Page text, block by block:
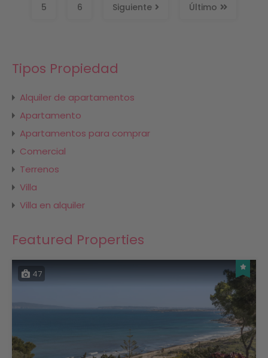
5 6 Siguiente Último
Tipos Propiedad
Alquiler de apartamentos
Apartamento
Apartamentos para comprar
Comercial
Terrenos
Villa
Villa en alquiler
Featured Properties
47